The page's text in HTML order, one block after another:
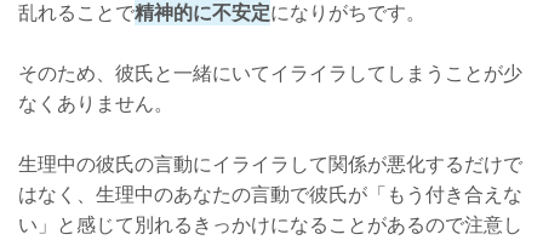
乱れることで精神的に不安定になりがちです。
そのため、彼氏と一緒にいてイライラしてしまうことが少
なくありません。
生理中の彼氏の言動にイライラして関係が悪化するだけで
はなく、生理中のあなたの言動で彼氏が「もう付き合えな
い」と感じて別れるきっかけになることがあるので注意し